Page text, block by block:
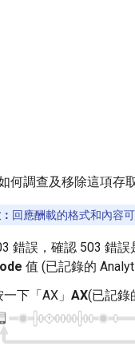
何調查及移除這項存
回應酬載的格式和內容
錯誤，確認 503 錯誤
值 (已記錄的
一下「AX」 AX(已記錄